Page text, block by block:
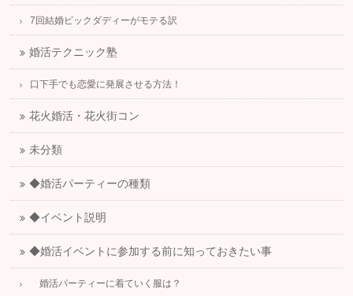
7回結婚ビックダディーがモテる訳
婚活テクニック塾
口下手でも恋愛に発展させる方法！
花火婚活・花火街コン
未分類
◆婚活パーティーの種類
◆イベント説明
◆婚活イベントに参加する前に知っておきたい事
婚活パーティーに着ていく服は？